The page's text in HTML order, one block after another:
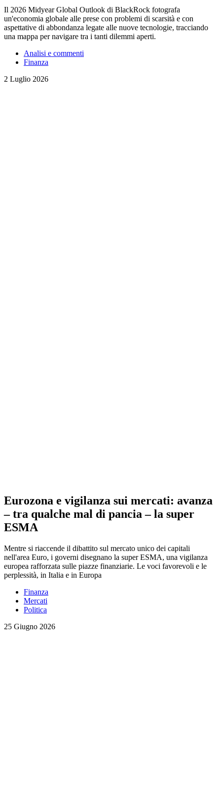
Il 2026 Midyear Global Outlook di BlackRock fotografa
un'economia globale alle prese con problemi di scarsità e con
aspettative di abbondanza legate alle nuove tecnologie, tracciando
una mappa per navigare tra i tanti dilemmi aperti.
Analisi e commenti
Finanza
2 Luglio 2026
Eurozona e vigilanza sui mercati: avanza
– tra qualche mal di pancia – la super
ESMA
Mentre si riaccende il dibattito sul mercato unico dei capitali
nell'area Euro, i governi disegnano la super ESMA, una vigilanza
europea rafforzata sulle piazze finanziarie. Le voci favorevoli e le
perplessità, in Italia e in Europa
Finanza
Mercati
Politica
25 Giugno 2026